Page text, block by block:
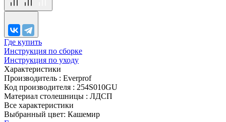
Где купить
Инструкция по сборке
Инструкция по уходу
Характеристики
Производитель : Everprof
Код производителя : 254S010GU
Материал столешницы : ЛДСП
Все характеристики
Выбранный цвет: Кашемир